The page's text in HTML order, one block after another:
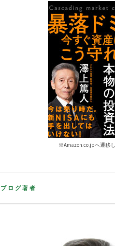
※Amazon.co.jpへ遷移
ブログ著者